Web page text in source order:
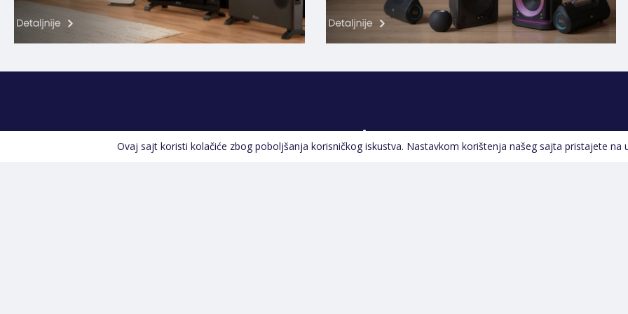
Pratite nas
Ovaj sajt koristi kolačiće zbog poboljšanja korisničkog iskustva. Nastavkom korištenja našeg sajta pristajete na